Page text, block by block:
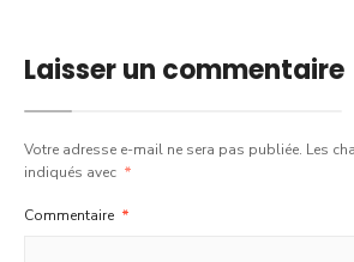
Laisser un commentaire
Votre adresse e-mail ne sera pas publiée. Les
indiqués avec *
Commentaire *